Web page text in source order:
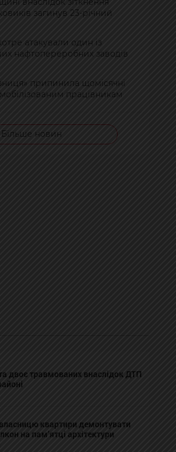
загинув 23-річний
атакували один із
нафтопереробних заводів
припинила щомісячні
працівникам
Більше новин
двоє травмованих внаслідок ДТП
квартири демонтувати
на пам’ятці архітектури